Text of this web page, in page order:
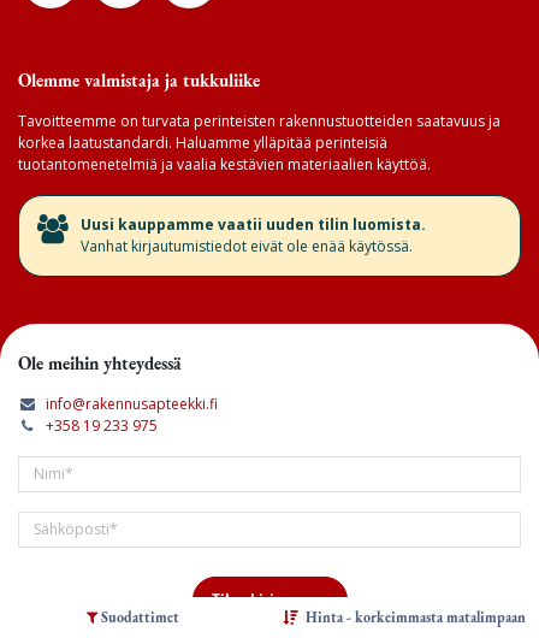
Suodattimet Hinta - korkeimmasta matalimpaan
Olemme valmistaja ja tukkuliike
Tavoitteemme on turvata perinteisten rakennustuotteiden saatavuus ja
korkea laatustandardi. Haluamme ylläpitää perinteisiä
tuotantomenetelmiä ja vaalia kestävien materiaalien käyttöä.
​Uusi kauppamme vaatii uuden tilin luomista.
Vanhat kirjautumistiedot eivät ole enää käytössä.
Ole meihin yhteydessä
info@rakennusapteekki.fi
+358 19 233 975
Tilaa kirjeemme